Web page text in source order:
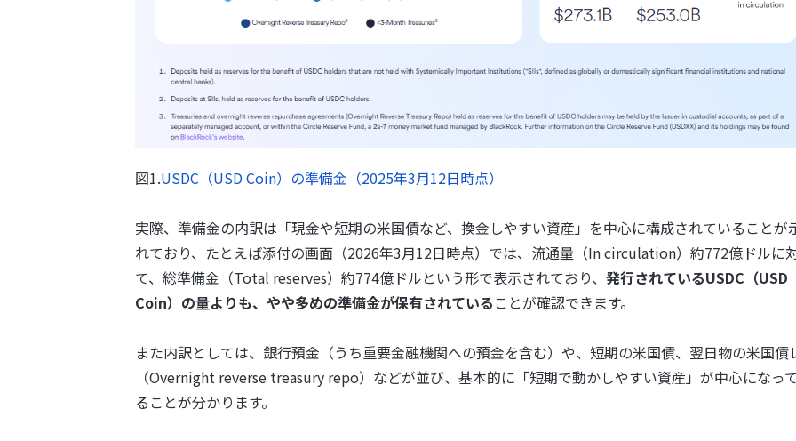
図1.USDC（USD Coin）の準備金（2025年3月12日時点）
実際、準備金の内訳は「現金や短期の米国債など、換金しやすい資産」を中心に構成されていることが
れており、たとえば添付の画面（2026年3月12日時点）では、流通量（In circulation）約772億ドルに
て、総準備金（Total reserves）約774億ドルという形で表示されており、 発行されているUSDC（USD
Coin）の量よりも、やや多めの準備金が保有されている ことが確認できます。
また内訳としては、銀行預金（うち重要金融機関への預金を含む）や、短期の米国債、翌日物の米国債
（Overnight reverse treasury repo）などが並び、基本的に「短期で動かしやすい資産」が中心になっ
ることが分かります。